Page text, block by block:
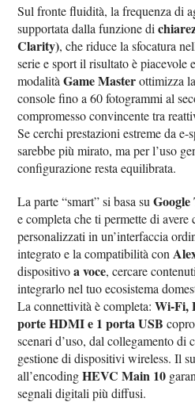
Sul fronte fluidità, la frequenza di
supportata dalla funzione di
Clarity), che riduce la sfocatura
serie e sport il risultato è piacevole
modalitàGame Masterottimizza
console fino a 60 fotogrammi al
compromesso convincente tra
Se cerchi prestazioni estreme da
sarebbe più mirato, ma per l’uso
configurazione resta equilibrata.
La parte “smart” si basa su
e completa che ti permette di
personalizzati in un’interfaccia
integrato e la compatibilità con
dispositivoa voce, cercare
integrarlo nel tuo ecosistema
La connettività è completa:Wi‑Fi,
porte HDMI e 1 porta USB
scenari d’uso, dal collegamento di
gestione di dispositivi wireless. Il
all’encodingHEVC Main 10
segnali digitali più diffusi.